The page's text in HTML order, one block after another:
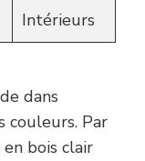
Intérieurs
dans
couleurs. Par
bois clair